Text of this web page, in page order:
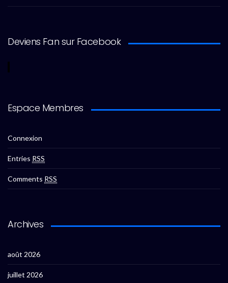
Deviens Fan sur Facebook
Espace Membres
Connexion
Entries RSS
Comments RSS
Archives
août 2026
juillet 2026